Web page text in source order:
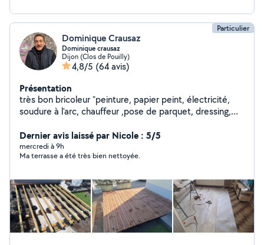
Particulier
Dominique Crausaz
Dominique crausaz
Dijon (Clos de Pouilly)
4,8/5 (64 avis)
Présentation
très bon bricoleur "peinture, papier peint, électricité,
soudure à l'arc, chauffeur ,pose de parquet, dressing,
Dernier avis laissé par Nicole : 5/5
mercredi à 9h
Ma terrasse a été très bien nettoyée.